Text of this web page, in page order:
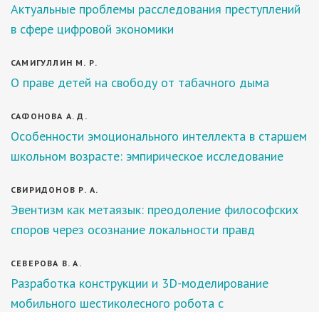
Актуальные проблемы расследования преступлений
в сфере цифровой экономики
САМИГУЛЛИН М. Р.
О праве детей на свободу от табачного дыма
САФОНОВА А. Д.
Особенности эмоционального интеллекта в старшем
школьном возрасте: эмпирическое исследование
СВИРИДОНОВ Р. А.
Эвентизм как метаязык: преодоление философских
споров через осознание локальности правд
СЕВЕРОВА В. А.
Разработка конструкции и 3D-моделирование
мобильного шестиколесного робота с